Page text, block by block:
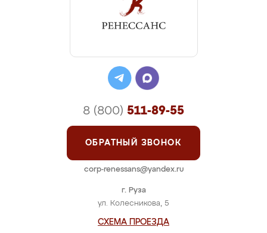
г. Руза
ул. Колесникова, 5
СХЕМА ПРОЕЗДА
8 (800) 511-89-55
ОБРАТНЫЙ ЗВОНОК
corp-renessans@yandex.ru